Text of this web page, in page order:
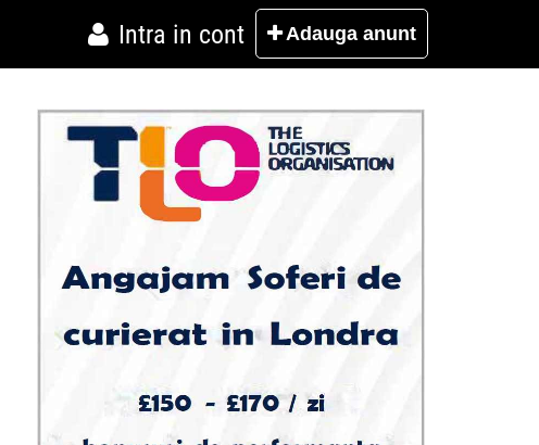
Intra in cont Adauga anunt